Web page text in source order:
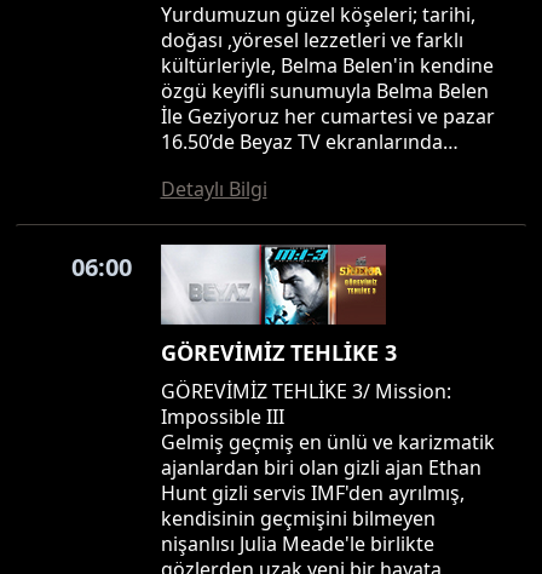
Yurdumuzun güzel köşeleri; tarihi,
doğası ,yöresel lezzetleri ve farklı
kültürleriyle, Belma Belen'in kendine
özgü keyifli sunumuyla Belma Belen
İle Geziyoruz her cumartesi ve pazar
16.50’de Beyaz TV ekranlarında…
Detaylı Bilgi
06:00
GÖREVİMİZ TEHLİKE 3
GÖREVİMİZ TEHLİKE 3/ Mission:
Impossible III
Gelmiş geçmiş en ünlü ve karizmatik
ajanlardan biri olan gizli ajan Ethan
Hunt gizli servis IMF'den ayrılmış,
kendisinin geçmişini bilmeyen
nişanlısı Julia Meade'le birlikte